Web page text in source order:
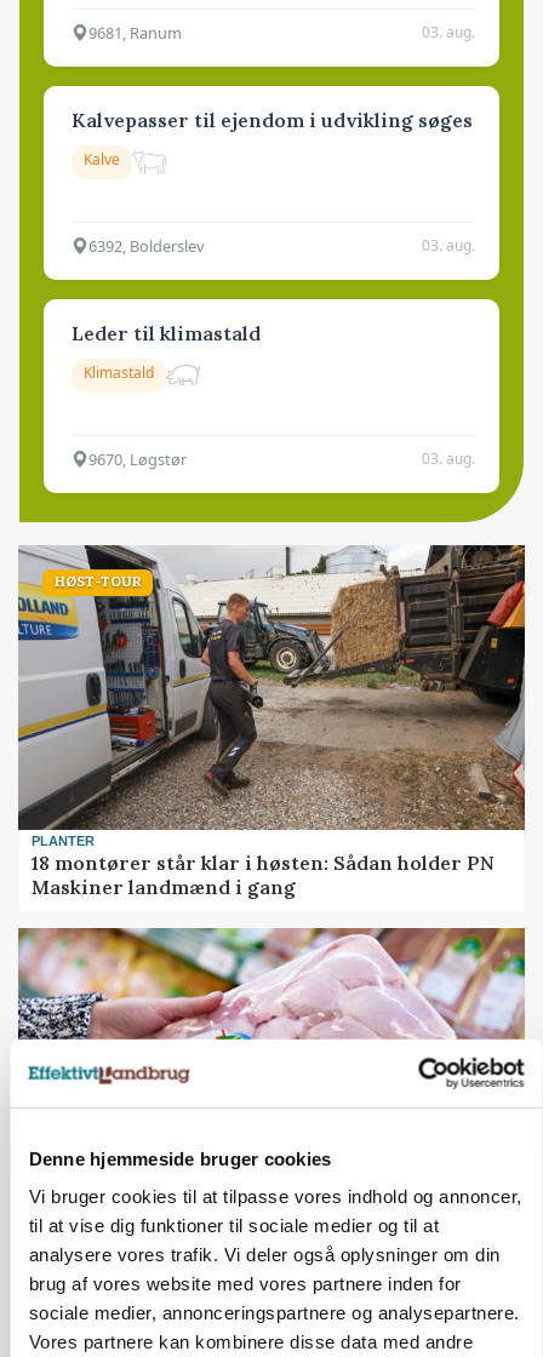
Denne hjemmeside bruger cookies
Vi bruger cookies til at tilpasse vores indhold og annoncer,
til at vise dig funktioner til sociale medier og til at
analysere vores trafik. Vi deler også oplysninger om din
brug af vores website med vores partnere inden for
sociale medier, annonceringspartnere og analysepartnere.
Vores partnere kan kombinere disse data med andre
9681, Ranum 03. aug.
Kalvepasser til ejendom i udvikling søges
Kalve
6392, Bolderslev 03. aug.
Leder til klimastald
Klimastald
9670, Løgstør 03. aug.
HØST-TOUR
PLANTER
18 montører står klar i høsten: Sådan holder PN
Maskiner landmænd i gang
MARKEDSFOKUS
Prisgab på 20 kroner pr. kg vokser: Polsk kylling
presser markedet